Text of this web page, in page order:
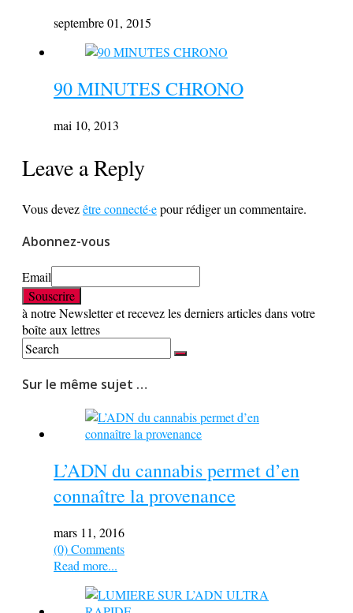
septembre 01, 2015
90 MINUTES CHRONO
mai 10, 2013
Leave a Reply
Vous devezêtre connecté·epour rédiger un commentaire.
Abonnez-vous
Email
à notre Newsletter et recevez les derniers articles dans votre
boîte aux lettres
Sur le même sujet …
L’ADN du cannabis permet d’en
connaître la provenance
mars 11, 2016
(0) Comments
Read more...